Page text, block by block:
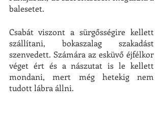
balesetet.
Csabát viszont a sürgősségire kellett
szállítani, bokaszalag szakadást
szenvedett. Számára az esküvő éjfélkor
véget ért és a nászutat is le kellett
mondani, mert még hetekig nem
tudott lábra állni.